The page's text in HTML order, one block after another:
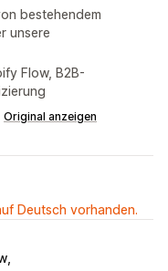
bestehendem
unsere
Flow, B2B-
Original anzeigen
Deutsch vorhanden.